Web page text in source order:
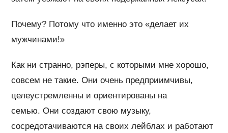
Почему? Потому что именно это «делает их
мужчинами!»
Как ни странно, рэперы, с которыми мне хорошо,
совсем не такие. Они очень предприимчивы,
целеустремленны и ориентированы на
семью. Они создают свою музыку,
сосредотачиваются на своих лейблах и работают